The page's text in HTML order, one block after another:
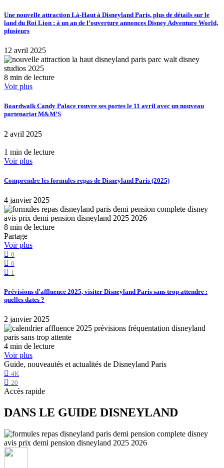
Une nouvelle attraction Là-Haut à Disneyland Paris, plus de détails sur le
land du Roi Lion : à un an de l’ouverture annonces Disney Adventure World,
plusieurs
12 avril 2025
8 min de lecture
Voir plus
Boardwalk Candy Palace rouvre ses portes le 11 avril avec un nouveau
partenariat M&M’S
2 avril 2025
1 min de lecture
Voir plus
Comprendre les formules repas de Disneyland Paris (2025)
4 janvier 2025
8 min de lecture
Partage
Voir plus
0
0
1
Prévisions d’affluence 2025, visiter Disneyland Paris sans trop attendre :
quelles dates ?
2 janvier 2025
4 min de lecture
Voir plus
Guide, nouveautés et actualités de Disneyland Paris
4K
20
Accès rapide
DANS LE GUIDE DISNEYLAND